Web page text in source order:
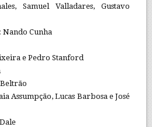
Samuel Valladares, Gustavo
Nando Cunha
e Pedro Stanford
Assumpção, Lucas Barbosa e José